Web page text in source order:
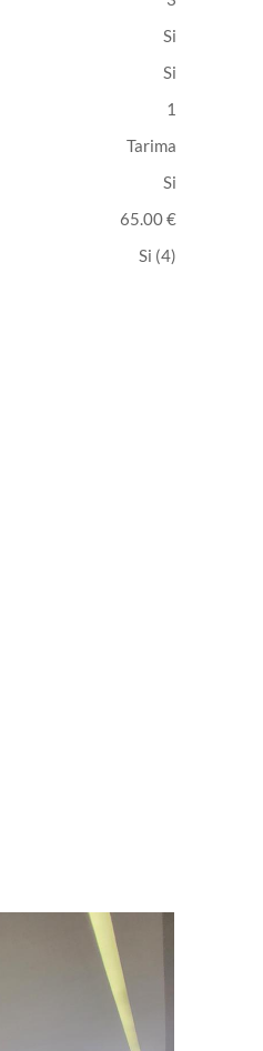
1
Tarima
65.00 €
(4)